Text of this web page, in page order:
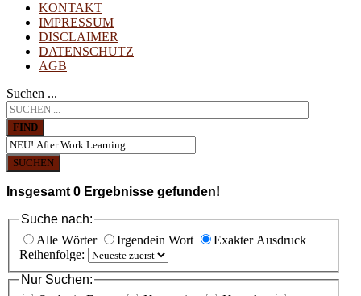
KONTAKT
IMPRESSUM
DISCLAIMER
DATENSCHUTZ
AGB
Suchen ...
FIND
SUCHEN
Insgesamt 0 Ergebnisse gefunden!
Suche nach:
Alle Wörter
Irgendein Wort
Exakter Ausdruck
Reihenfolge:
Nur Suchen: